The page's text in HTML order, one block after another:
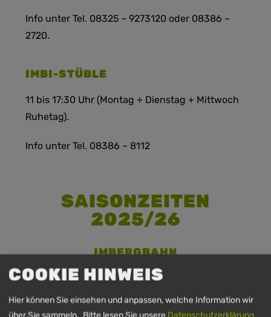
Info unter Tel. 08325 – 9273120 oder 08386 –
2720.
IMBI-STÜBLE
11 bis 17:30 Uhr (Montag + Dienstag + Mittwoch
Ruhetag).
Info unter Tel. 08386 – 8112
SAISONZEITEN
2025/26
IMBERGBAHN
Wintersaison: 20.12.2025 bis 06.04.2026.
Sommersaison: 01.05.2026 bis 08.11.2026
COOKIE HINWEIS
Hier können Sie einsehen und anpassen, welche Information wir